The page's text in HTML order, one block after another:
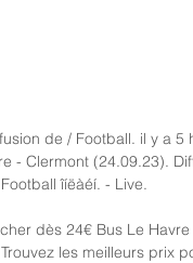
de / Football. il y a
- Clermont (24.09.23).
îíëàéí. - Live.
dès 24€﻿ Bus Le
les meilleurs prix